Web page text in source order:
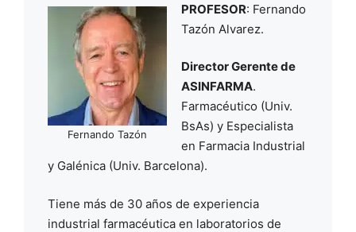
Fernando Tazón
PROFESOR: Fernando
Tazón Alvarez.
Director Gerente de
ASINFARMA.
Farmacéutico (Univ.
BsAs) y Especialista
en Farmacia Industrial
y Galénica (Univ. Barcelona).
Tiene más de 30 años de experiencia
industrial farmacéutica en laboratorios de